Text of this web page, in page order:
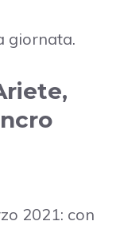
giornata.
2021: con